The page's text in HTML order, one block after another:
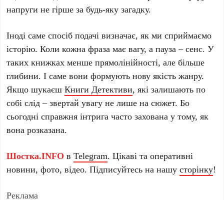
напруги не гірше за будь-яку загадку.
Іноді саме спосіб подачі визначає, як ми сприймаємо
історію. Коли кожна фраза має вагу, а пауза – сенс. У
таких книжках менше прямолінійності, але більше
глибини. І саме вони формують нову якість жанру.
Якщо шукаєшКниги Детективи, які залишають по
собі слід – звертай увагу не лише на сюжет. Бо
сьогодні справжня інтрига часто захована у тому, як
вона розказана.
Шостка.INFO вTelegram. Цікаві та оперативні
новини, фото, відео. Підписуйтесь на нашусторінку!
Реклама